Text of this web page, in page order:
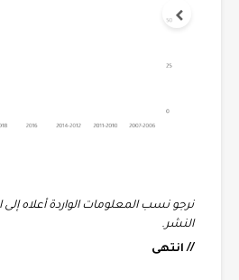
نرجو نسب المعلومات الواردة أعلاه إلى
النشر.
// انتهى